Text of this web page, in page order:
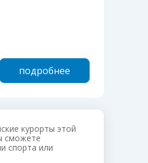
подробнее
курорты этой
сможете
спорта или